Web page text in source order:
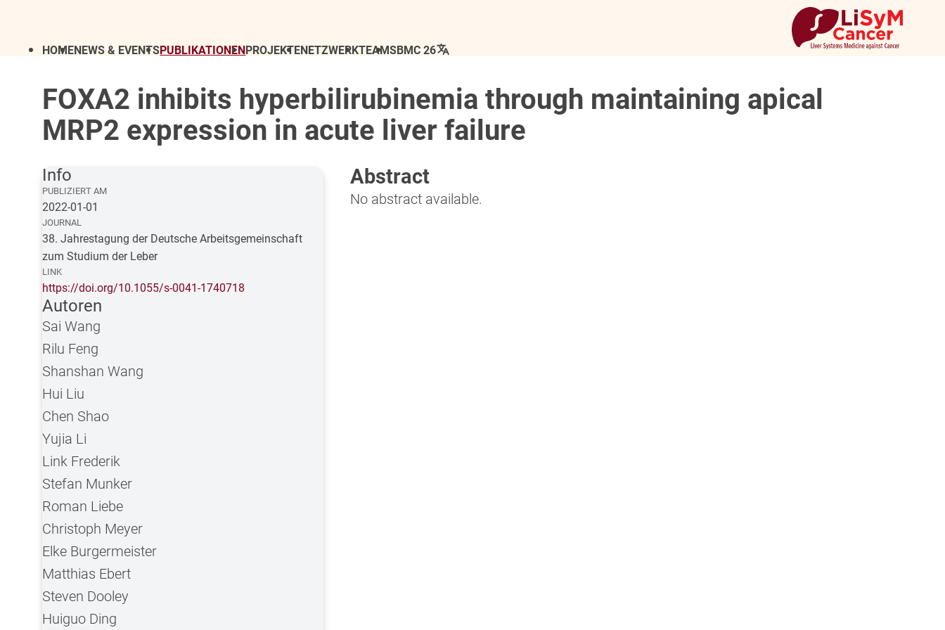
HOMENEWS & EVENTSPUBLIKATIONENPROJEKTENETZWERKTEAMSBMC 26
FOXA2 inhibits hyperbilirubinemia through maintaining apical
MRP2 expression in acute liver failure
Abstract
No abstract available.
Info
PUBLIZIERT AM
2022-01-01
JOURNAL
38. Jahrestagung der Deutsche Arbeitsgemeinschaft
zum Studium der Leber
LINK
https://doi.org/10.1055/s-0041-1740718
Autoren
Sai Wang
Rilu Feng
Shanshan Wang
Hui Liu
Chen Shao
Yujia Li
Link Frederik
Stefan Munker
Roman Liebe
Christoph Meyer
Elke Burgermeister
Matthias Ebert
Steven Dooley
Huiguo Ding